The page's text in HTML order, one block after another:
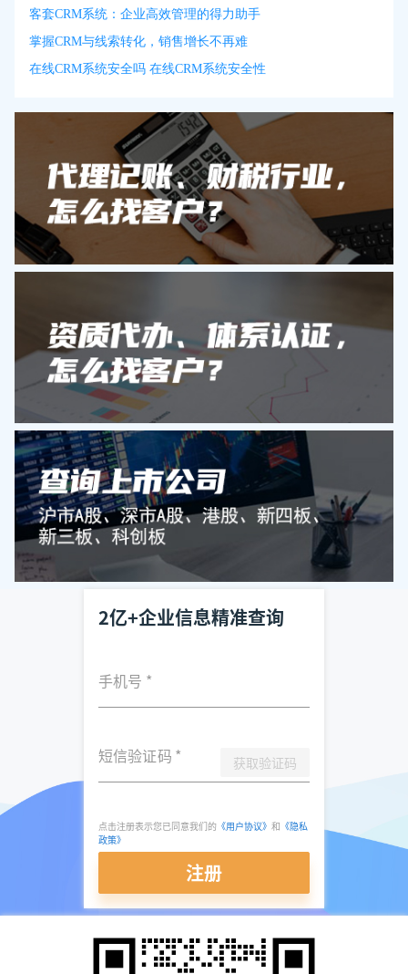
客套CRM系统：企业高效管理的得力助手
掌握CRM与线索转化，销售增长不再难
在线CRM系统安全吗 在线CRM系统安全性
2亿+企业信息精准查询
手机号 *
短信验证码 * 获取验证码
点击注册表示您已同意我们的 《用户协议》 和 《隐私
政策》
注册